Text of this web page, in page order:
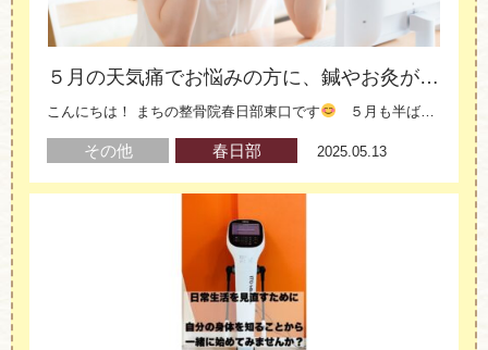
５月の天気痛でお悩みの方に、鍼やお灸がオススメです！
こんにちは！ まちの整骨院春日部東口です ５月も半ばに差し掛か……
その他 春日部 2025.05.13